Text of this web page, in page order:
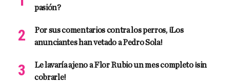
pasión?
Por sus comentarios contra los perros, ¡Los
anunciantes han vetado a Pedro Sola!
Le lavaría ajeno a Flor Rubio un mes completo ¡sin
cobrarle!